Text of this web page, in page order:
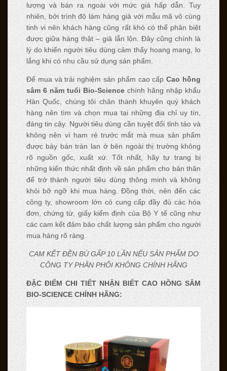
lượng và bán ra ngoài với mức giá hấp dẫn. Tuy
nhiên, bởi trình độ làm hàng giả với mẫu mã vô cùng
tinh vi nên khách hàng cũng rất khó có thể phân biệt
được giữa hàng thật – giả lẫn lộn. Đây cũng chính là
lý do khiến người tiêu dùng cảm thấy hoang mang, lo
lắng khi có nhu cầu sử dụng sản phẩm.
Để mua và trải nghiệm sản phẩm cao cấpCao hồng
sâm 6 năm tuổi Bio-Science chính hãng nhập khẩu
Hàn Quốc, chúng tôi chân thành khuyên quý khách
hàng nên tìm và chọn mua tại những địa chỉ uy tín,
đáng tin cậy. Người tiêu dùng cần tuyệt đối tỉnh táo và
không nên vì ham rẻ trước mắt mà mua sản phẩm
được bày bán tràn lan ở bên ngoài thị trường không
rõ nguồn gốc, xuất xứ. Tốt nhất, hãy tự trang bị
những kiến thức nhất định về sản phẩm cho bản thân
để trở thành người tiêu dùng thông minh và không
khỏi bỡ ngỡ khi mua hàng. Đồng thời, nên đến các
công ty, showroom lớn có cung cấp đầy đủ các hóa
đơn, chứng từ, giấy kiểm định của Bộ Y tế cũng như
các cam kết đảm bảo chất lượng sản phẩm cho người
mua hàng rõ ràng.
CAM KẾT ĐỀN BÙ GẤP 10 LẦN NẾU SẢN PHẨM DO
CÔNG TY PHÂN PHỐI KHÔNG CHÍNH HÃNG
ĐẶC ĐIỂM CHI TIẾT NHẬN BIẾT CAO HỒNG SÂM
BIO-SCIENCE CHÍNH HÃNG: